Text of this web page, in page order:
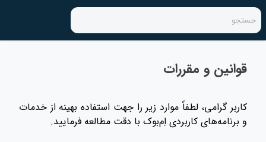
جستجو
قوانین و مقررات
کاربر گرامی، لطفاً موارد زیر را جهت استفاده بهینه از خدمات
و برنامه‌های کاربردی اِم‌بوک با دقت مطالعه فرمایید.